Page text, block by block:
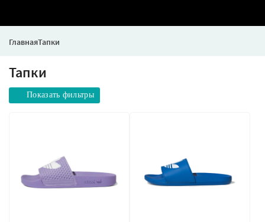
ГлавнаяТапки
Тапки
Показать фильтры